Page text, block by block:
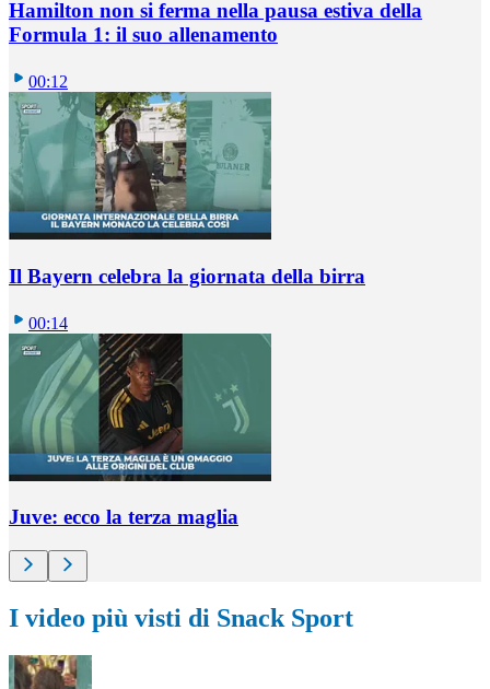
Hamilton non si ferma nella pausa estiva della
Formula 1: il suo allenamento
00:12
Il Bayern celebra la giornata della birra
00:14
Juve: ecco la terza maglia
I video più visti di Snack Sport